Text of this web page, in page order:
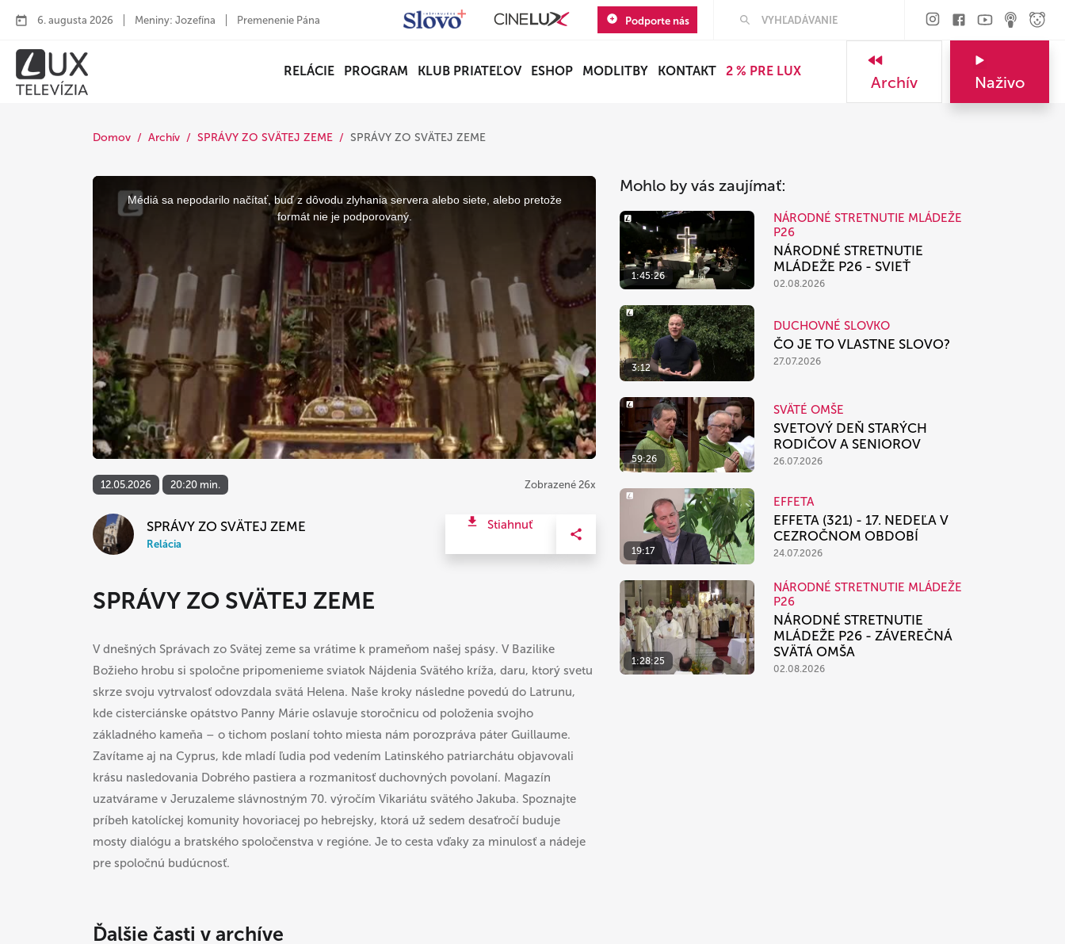
6. augusta 2026 Meniny: Jozefína Premenenie Pána Podporte nás
RELÁCIE PROGRAM KLUB PRIATEĽOV ESHOP MODLITBY KONTAKT 2 % PRE LUX
Archív Naživo
Domov Archív SPRÁVY ZO SVÄTEJ ZEME SPRÁVY ZO SVÄTEJ ZEME
This
Médiá sa nepodarilo načítať, buď z dôvodu zlyhania servera alebo siete, alebo pretože
formát nie je podporovaný.
12.05.2026 20:20 min. Zobrazené 26x
SPRÁVY ZO SVÄTEJ ZEME
Relácia
Stiahnuť
SPRÁVY ZO SVÄTEJ ZEME
V dnešných Správach zo Svätej zeme sa vrátime k prameňom našej spásy. V Bazilike
Božieho hrobu si spoločne pripomenieme sviatok Nájdenia Svätého kríža, daru, ktorý svetu
skrze svoju vytrvalosť odovzdala svätá Helena. Naše kroky následne povedú do Latrunu,
kde cisterciánske opátstvo Panny Márie oslavuje storočnicu od položenia svojho
základného kameňa – o tichom poslaní tohto miesta nám porozpráva páter Guillaume.
Zavítame aj na Cyprus, kde mladí ľudia pod vedením Latinského patriarchátu objavovali
krásu nasledovania Dobrého pastiera a rozmanitosť duchovných povolaní. Magazín
uzatvárame v Jeruzaleme slávnostným 70. výročím Vikariátu svätého Jakuba. Spoznajte
príbeh katolíckej komunity hovoriacej po hebrejsky, ktorá už sedem desaťročí buduje
mosty dialógu a bratského spoločenstva v regióne. Je to cesta vďaky za minulosť a nádeje
pre spoločnú budúcnosť.
Mohlo by vás zaujímať:
1:45:26
NÁRODNÉ STRETNUTIE MLÁDEŽE
P26
NÁRODNÉ STRETNUTIE
MLÁDEŽE P26 - SVIEŤ
02.08.2026
3:12
DUCHOVNÉ SLOVKO
ČO JE TO VLASTNE SLOVO?
27.07.2026
59:26
SVÄTÉ OMŠE
SVETOVÝ DEŇ STARÝCH
RODIČOV A SENIOROV
26.07.2026
19:17
EFFETA
EFFETA (321) - 17. NEDEĽA V
CEZROČNOM OBDOBÍ
24.07.2026
1:28:25
NÁRODNÉ STRETNUTIE MLÁDEŽE
P26
NÁRODNÉ STRETNUTIE
MLÁDEŽE P26 - ZÁVEREČNÁ
SVÄTÁ OMŠA
02.08.2026
Ďalšie časti v archíve